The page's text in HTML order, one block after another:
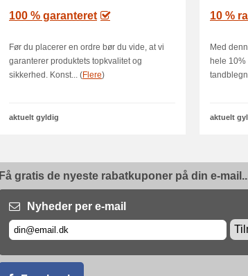
100 % garanteret
Før du placerer en ordre bør du vide, at vi
garanterer produktets topkvalitet og
sikkerhed. Konst... (Flere)
aktuelt gyldig
10 %
Med
hele
aktuelt
Få gratis de nyeste rabatkuponer på din e-
Nyheder per e-mail